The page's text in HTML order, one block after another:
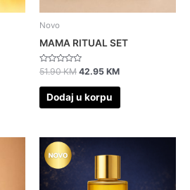
Novo
MAMA RITUAL SET
Ocjenjeno
od
51.90KM 42.95 KM
Dodaj u korpu